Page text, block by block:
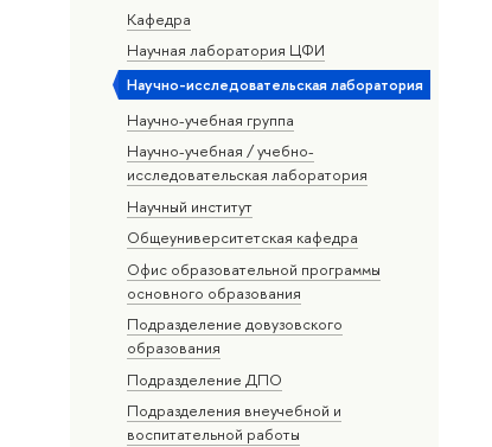
Кафедра
Научная лаборатория ЦФИ
Научно-исследовательская лаборатория
Научно-учебная группа
Научно-учебная / учебно-
исследовательская лаборатория
Научный институт
Общеуниверситетская кафедра
Офис образовательной программы
основного образования
Подразделение довузовского
образования
Подразделение ДПО
Подразделения внеучебной и
воспитательной работы